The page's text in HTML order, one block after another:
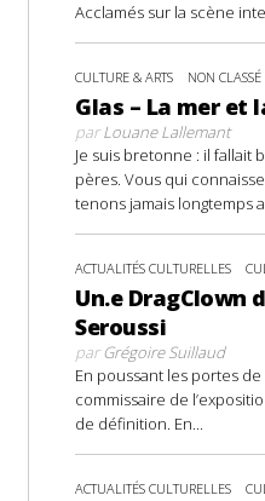
Acclamés sur la scène
CULTURE & ARTS NON CLASSÉ
Glas – La mer et
parLouane Lallemant
Je suis bretonne : il fallait
pères. Vous qui
tenons jamais longtemps
ACTUALITÉS CULTURELLES
Un.e DragClown
Seroussi
parGrégoire Suillaud
En poussant les portes
commissaire de
de définition. En...
ACTUALITÉS CULTURELLES